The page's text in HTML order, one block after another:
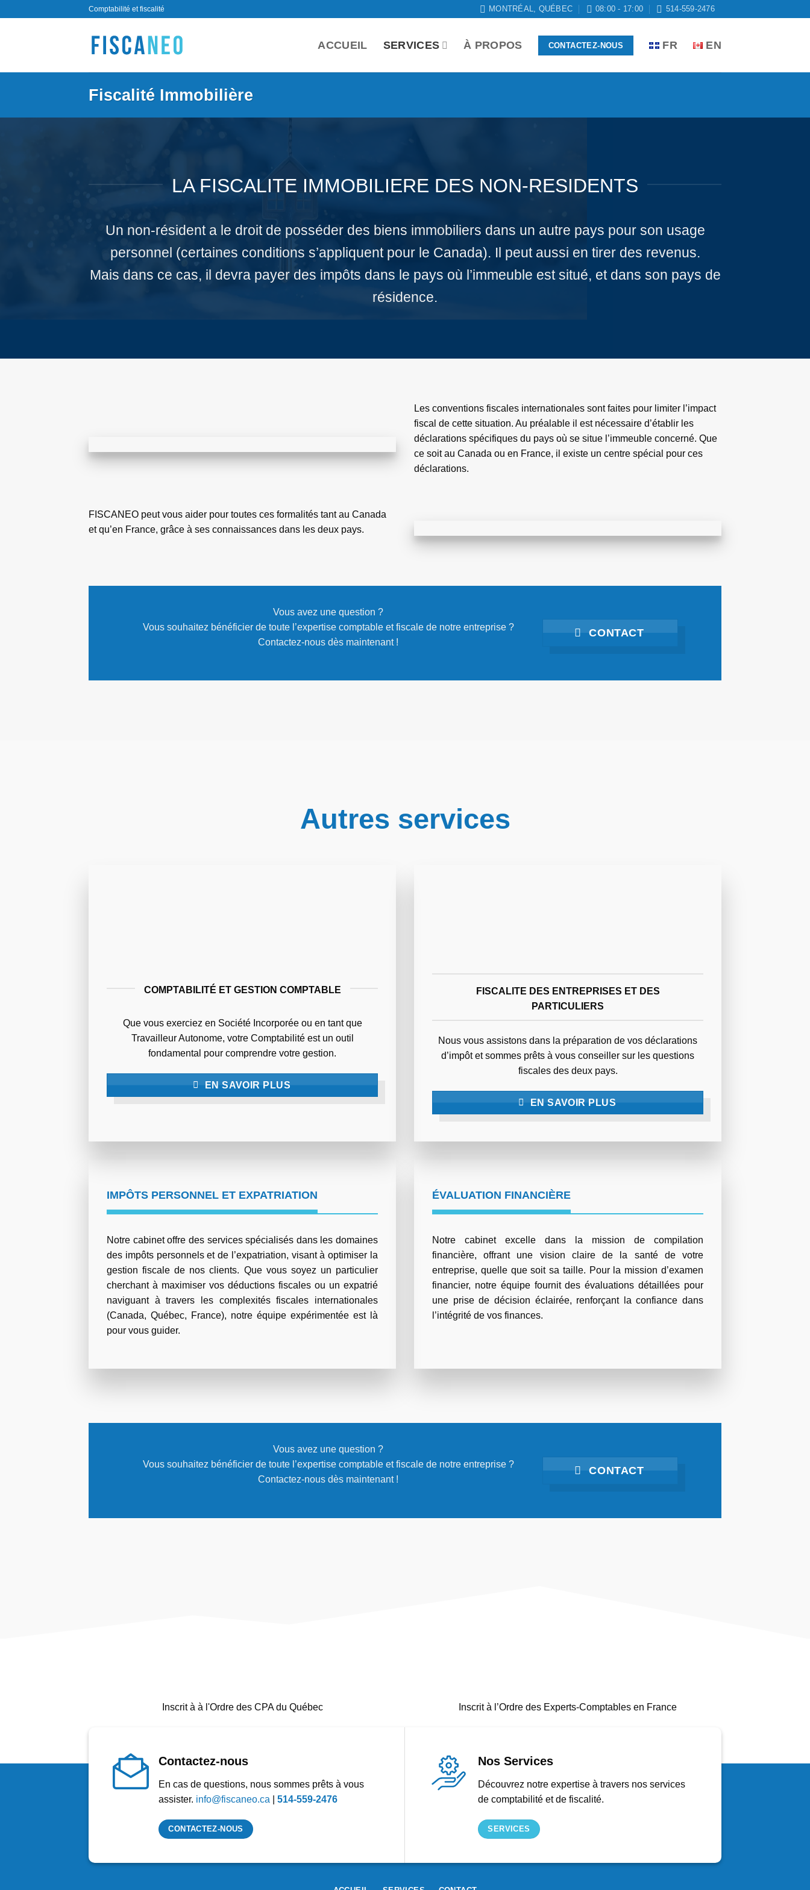
Comptabilité et fiscalité MONTRÉAL, QUÉBEC 08:00 - 17:00 514-559-2476
ACCUEIL SERVICES À PROPOS CONTACTEZ-NOUS FR EN
Fiscalité Immobilière
LA FISCALITE IMMOBILIERE DES NON-RESIDENTS
Un non-résident a le droit de posséder des biens immobiliers dans un autre pays pour son usage
personnel (certaines conditions s’appliquent pour le Canada). Il peut aussi en tirer des revenus.
Mais dans ce cas, il devra payer des impôts dans le pays où l’immeuble est situé, et dans son pays de
résidence.
Les conventions fiscales internationales sont faites pour limiter l’impact
fiscal de cette situation. Au préalable il est nécessaire d’établir les
déclarations spécifiques du pays où se situe l’immeuble concerné. Que
ce soit au Canada ou en France, il existe un centre spécial pour ces
déclarations.
FISCANEO peut vous aider pour toutes ces formalités tant au Canada
et qu’en France, grâce à ses connaissances dans les deux pays.
Vous avez une question ?
Vous souhaitez bénéficier de toute l’expertise comptable et fiscale de notre entreprise ?
Contactez-nous dès maintenant !
CONTACT
Autres services
COMPTABILITÉ ET GESTION COMPTABLE
Que vous exerciez en Société Incorporée ou en tant que
Travailleur Autonome, votre Comptabilité est un outil
fondamental pour comprendre votre gestion.
EN SAVOIR PLUS
FISCALITE DES ENTREPRISES ET DES
PARTICULIERS
Nous vous assistons dans la préparation de vos déclarations
d’impôt et sommes prêts à vous conseiller sur les questions
fiscales des deux pays.
EN SAVOIR PLUS
IMPÔTS PERSONNEL ET EXPATRIATION
Notre cabinet offre des services spécialisés dans les domaines
des impôts personnels et de l’expatriation, visant à optimiser la
gestion fiscale de nos clients. Que vous soyez un particulier
cherchant à maximiser vos déductions fiscales ou un expatrié
naviguant à travers les complexités fiscales internationales
(Canada, Québec, France), notre équipe expérimentée est là
pour vous guider.
ÉVALUATION FINANCIÈRE
Notre cabinet excelle dans la mission de compilation
financière, offrant une vision claire de la santé de votre
entreprise, quelle que soit sa taille. Pour la mission d’examen
financier, notre équipe fournit des évaluations détaillées pour
une prise de décision éclairée, renforçant la confiance dans
l’intégrité de vos finances.
Vous avez une question ?
Vous souhaitez bénéficier de toute l’expertise comptable et fiscale de notre entreprise ?
Contactez-nous dès maintenant !
CONTACT
Inscrit à à l'Ordre des CPA du Québec Inscrit à l’Ordre des Experts-Comptables en France
Contactez-nous
En cas de questions, nous sommes prêts à vous
assister. info@fiscaneo.ca 514-559-2476
CONTACTEZ-NOUS
Nos Services
Découvrez notre expertise à travers nos services
de comptabilité et de fiscalité.
SERVICES